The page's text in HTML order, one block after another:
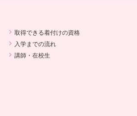
取得できる着付けの資格
入学までの流れ
講師・在校生